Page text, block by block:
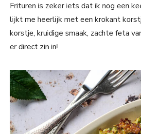
Frituren is zeker iets dat ik nog een
lijkt me heerlijk met een krokant
korstje, kruidige smaak, zachte feta
er direct zin in!